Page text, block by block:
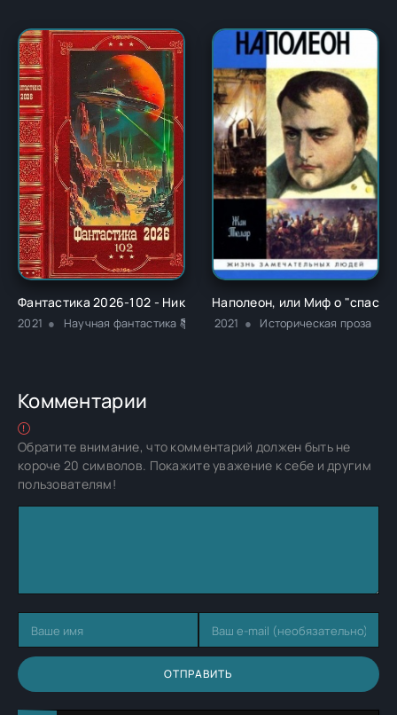
Фантастика 2026-102 - Николай Петрович Марчук
2021 Научная фантастика 📚Разная литература
Наполеон, или Миф о
2021 Историческая проза
Комментарии
Обратите внимание, что комментарий должен быть не
короче 20 символов. Покажите уважение к себе и другим
пользователям!
ОТПРАВИТЬ